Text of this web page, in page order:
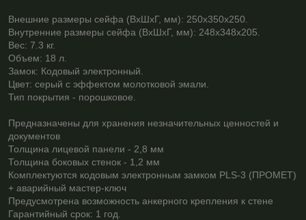
Внешние размеры сейфа (ВхШхГ, мм): 250x350x250.
Внутренние размеры сейфа (ВхШхГ, мм): 248x348x205.
Вес: 7.3 кг.
Объем: 18 л.
Замок: Кодовый электронный.
Цвет: серый с эффектом молотковой эмали.
Тип покрытия - порошковое.
Предназначены для хранения незначительных ценностей и
документов
Толщина лицевой панели - 2,8 мм
Толщина боковых стенок - 1,2 мм
Комплектуются кодовым электронным замком PLS-3 (ПРОМЕТ)
+ аварийный мастер-ключ
Предусмотрена возможность анкерного крепления к стене
Гарантийный срок: 1 год.